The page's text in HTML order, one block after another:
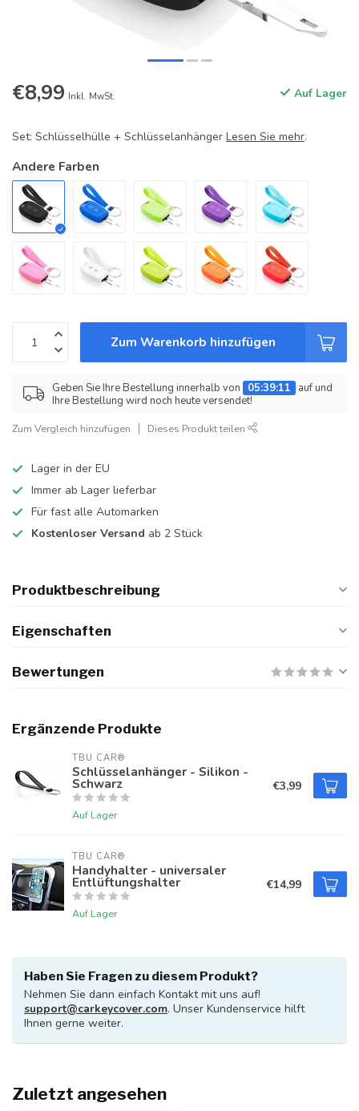
€8,99 Inkl. MwSt. Auf Lager
Set: Schlüsselhülle + Schlüsselanhänger Lesen Sie mehr.
Andere Farben
Zum Warenkorb hinzufügen
Geben Sie Ihre Bestellung innerhalb von 05:39:11
auf und
Ihre Bestellung wird noch heute versendet!
Zum Vergleich hinzufügen Dieses Produkt teilen
Lager in der EU
Immer ab Lager lieferbar
Für fast alle Automarken
Kostenloser Versand ab 2 Stück
Produktbeschreibung
Eigenschaften
Bewertungen
Ergänzende Produkte
TBU CAR®
Schlüsselanhänger - Silikon -
Schwarz
Auf Lager
€3,99
TBU CAR®
Handyhalter - universaler
Entlüftungshalter
Auf Lager
€14,99
Haben Sie Fragen zu diesem Produkt?
Nehmen Sie dann einfach Kontakt mit uns auf!
support@carkeycover.com. Unser Kundenservice hilft
Ihnen gerne weiter.
Zuletzt angesehen